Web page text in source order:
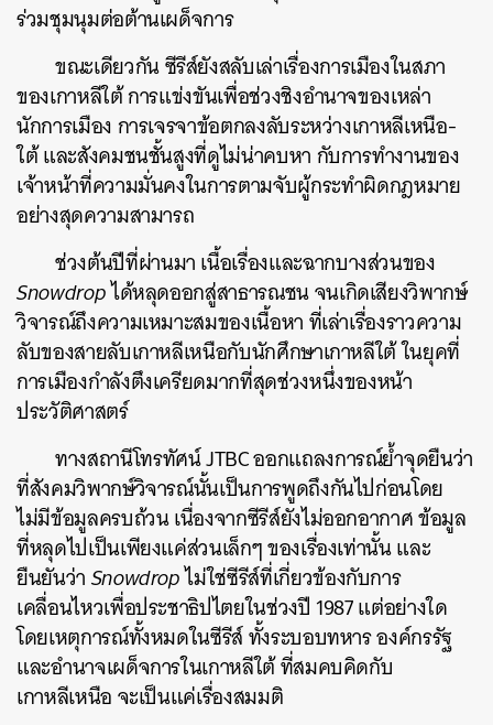
ร่วมชุมนุมต่อต้านเผด็จการ
ขณะเดียวกัน ซีรีส์ยังสลับเล่าเรื่องการเมืองในสภา
ของเกาหลีใต้ การแข่งขันเพื่อช่วงชิงอำนาจของเหล่า
นักการเมือง การเจรจาข้อตกลงลับระหว่างเกาหลีเหนือ-
ใต้ และสังคมชนชั้นสูงที่ดูไม่น่าคบหา กับการทำงานของ
เจ้าหน้าที่ความมั่นคงในการตามจับผู้กระทำผิดกฎหมาย
อย่างสุดความสามารถ
ช่วงต้นปีที่ผ่านมา เนื้อเรื่องและฉากบางส่วนของ
Snowdropได้หลุดออกสู่สาธารณชน จนเกิดเสียงวิพากษ์
วิจารณ์ถึงความเหมาะสมของเนื้อหา ที่เล่าเรื่องราวความ
ลับของสายลับเกาหลีเหนือกับนักศึกษาเกาหลีใต้ ในยุคที่
การเมืองกำลังตึงเครียดมากที่สุดช่วงหนึ่งของหน้า
ประวัติศาสตร์
ทางสถานีโทรทัศน์ JTBC ออกแถลงการณ์ย้ำจุดยืนว่า
ที่สังคมวิพากษ์วิจารณ์นั้นเป็นการพูดถึงกันไปก่อนโดย
ไม่มีข้อมูลครบถ้วน เนื่องจากซีรีส์ยังไม่ออกอากาศ ข้อมูล
ที่หลุดไปเป็นเพียงแค่ส่วนเล็กๆ ของเรื่องเท่านั้น และ
ยืนยันว่าSnowdropไม่ใช่ซีรีส์ที่เกี่ยวข้องกับการ
เคลื่อนไหวเพื่อประชาธิปไตยในช่วงปี 1987 แต่อย่างใด
โดยเหตุการณ์ทั้งหมดในซีรีส์ ทั้งระบอบทหาร องค์กรรัฐ
และอำนาจเผด็จการในเกาหลีใต้ ที่สมคบคิดกับ
เกาหลีเหนือ จะเป็นแค่เรื่องสมมติ